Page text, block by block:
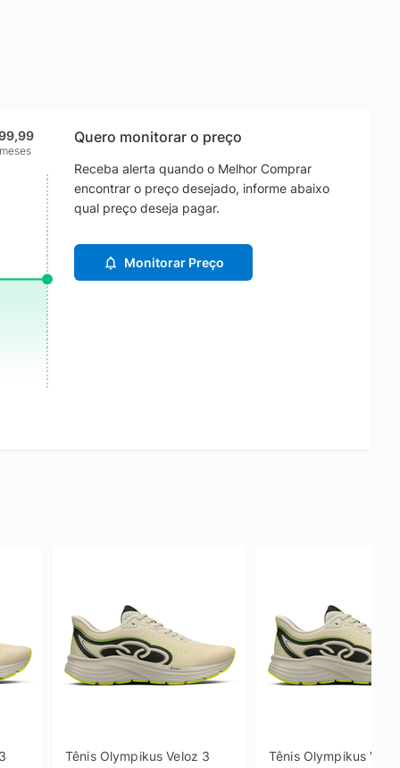
Quero monitorar o preço
Receba alerta quando o Melhor Comprar
encontrar o preço desejado, informe abaixo
qual preço deseja pagar.
Monitorar Preço
Tênis Olympikus Veloz 3
Tênis Olympikus